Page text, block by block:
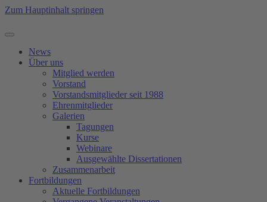
Zum Hauptinhalt springen
News
Über uns
Mitglied werden
Vorstand
Vorstandsmitglieder seit 1988
Ehrenmitglieder
Galerien
Tagungen
Kurse
Webinare
Ausgewählte Dissertationen
Zusammenarbeit
Fortbildungen
Aktuelle Fortbildungen